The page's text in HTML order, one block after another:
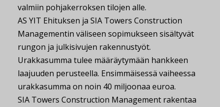
valmiin pohjakerroksen tilojen alle.
AS YIT Ehituksen ja SIA Towers Construction
Managementin väliseen sopimukseen sisältyvät
rungon ja julkisivujen rakennustyöt.
Urakkasumma tulee määräytymään hankkeen
laajuuden perusteella. Ensimmäisessä vaiheessa
urakkasumma on noin 40 miljoonaa euroa.
SIA Towers Construction Management rakentaa